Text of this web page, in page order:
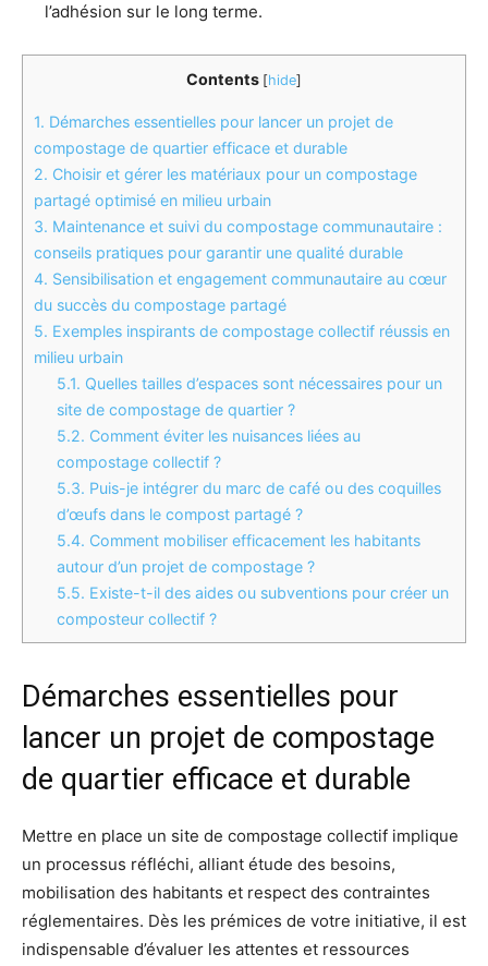
l’adhésion sur le long terme.
Contents [hide]
1. Démarches essentielles pour lancer un projet de
compostage de quartier efficace et durable
2. Choisir et gérer les matériaux pour un compostage
partagé optimisé en milieu urbain
3. Maintenance et suivi du compostage communautaire :
conseils pratiques pour garantir une qualité durable
4. Sensibilisation et engagement communautaire au cœur
du succès du compostage partagé
5. Exemples inspirants de compostage collectif réussis en
milieu urbain
5.1. Quelles tailles d’espaces sont nécessaires pour un
site de compostage de quartier ?
5.2. Comment éviter les nuisances liées au
compostage collectif ?
5.3. Puis-je intégrer du marc de café ou des coquilles
d’œufs dans le compost partagé ?
5.4. Comment mobiliser efficacement les habitants
autour d’un projet de compostage ?
5.5. Existe-t-il des aides ou subventions pour créer un
composteur collectif ?
Démarches essentielles pour
lancer un projet de compostage
de quartier efficace et durable
Mettre en place un site de compostage collectif implique
un processus réfléchi, alliant étude des besoins,
mobilisation des habitants et respect des contraintes
réglementaires. Dès les prémices de votre initiative, il est
indispensable d’évaluer les attentes et ressources